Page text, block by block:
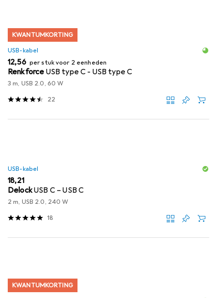
KWANTUMKORTING
USB-kabel
EUR
12,56 per stuk voor 2 eenheden
Renkforce USB type C - USB type C
3 m, USB 2.0, 60 W
22
USB-kabel
EUR
18,21
DelockUSB C – USB C
2 m, USB 2.0, 240 W
18
KWANTUMKORTING